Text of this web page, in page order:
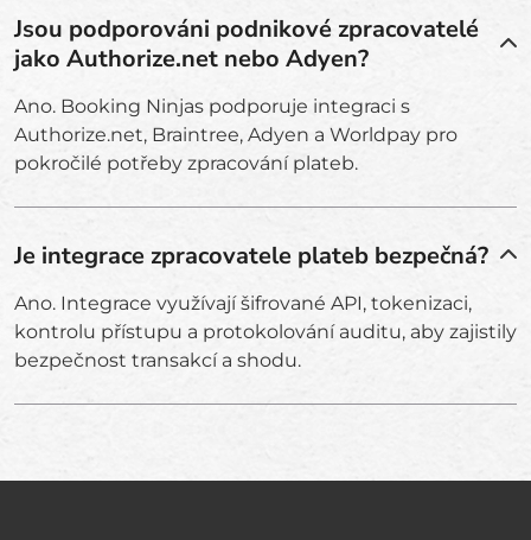
Jsou podporováni podnikové zpracovatelé
jako Authorize.net nebo Adyen?
Ano. Booking Ninjas podporuje integraci s
Authorize.net, Braintree, Adyen a Worldpay pro
pokročilé potřeby zpracování plateb.
Je integrace zpracovatele plateb bezpečná?
Ano. Integrace využívají šifrované API, tokenizaci,
kontrolu přístupu a protokolování auditu, aby zajistily
bezpečnost transakcí a shodu.